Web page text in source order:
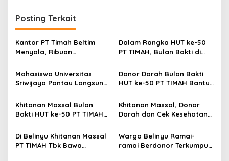
Posting Terkait
Kantor PT Timah Beltim
Menyala, Ribuan
Pemerintah Jangan Tutup
Mata
Dalam Rangka HUT ke-50
PT TIMAH, Bulan Bakti di
Massal, Donor Darah, dan
Layanan Kesehatan Gratis
Mahasiswa Universitas
Sriwijaya Pantau Langsung
Timah di PT TIMAH
Donor Darah Bulan Bakti
HUT ke-50 PT TIMAH Bantu
Barat
Khitanan Massal Bulan
Bakti HUT ke-50 PT TIMAH
Bangka Barat
Khitanan Massal, Donor
Darah dan Cek Kesehatan
HUT ke-50 PT TIMAH di
Bangka Tengah
Di Belinyu Khitanan Massal
PT TIMAH Tbk Bawa
Warga Belinyu Ramai-
ramai Berdonor Terkumpul